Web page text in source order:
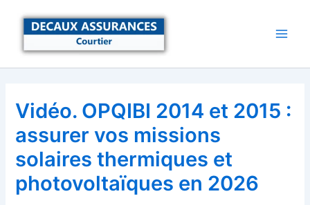
Vidéo. OPQIBI 2014 et 2015 :
assurer vos missions
solaires thermiques et
photovoltaïques en 2026